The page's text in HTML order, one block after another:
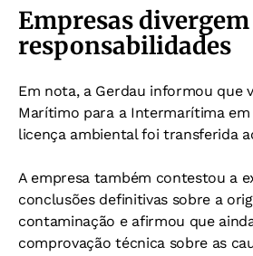
Empresas
responsabilidades
Em nota, a Gerdau informou que
Marítimo para a Intermarítima em
licença ambiental foi transferida
A empresa também contestou a
conclusões definitivas sobre a
contaminação e afirmou que
comprovação técnica sobre as